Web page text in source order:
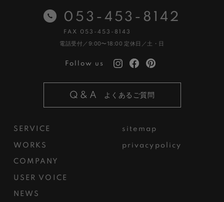
SERVICE
WORKS
COMPANY
USER VOICE
NEWS
sitemap
privacypolicy
053-453-8142
FAX 053-453-8143
電話受付／9:00〜18:00 定休日／土・日
Follow us
Q&A よくあるご質問